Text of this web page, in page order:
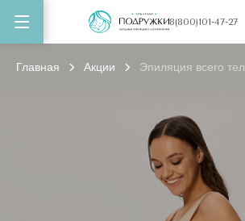
8(800)101-47-27
Главная Акции Эпиляция всего